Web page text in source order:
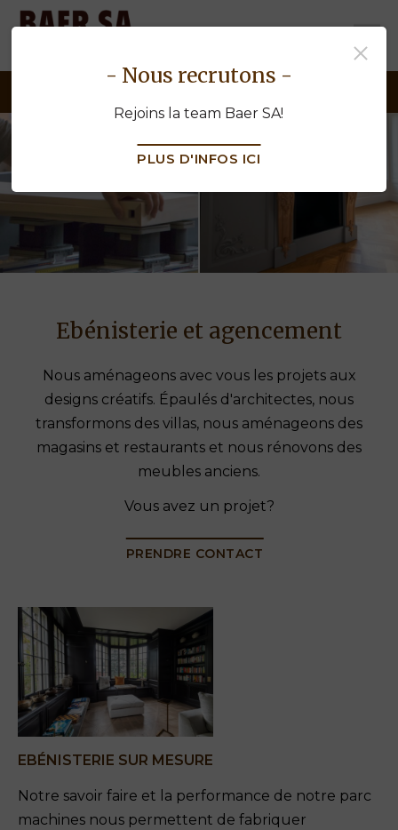
- Nous recrutons -
Rejoins la team Baer SA!
PLUS D'INFOS ICI
Ebénisterie et agencement
Nous aménageons avec vous les projets aux
designs créatifs. Épaulés d'architectes, nous
transformons des villas, nous aménageons des
magasins et restaurants et nous rénovons des
meubles anciens.
Vous avez un projet?
PRENDRE CONTACT
EBÉNISTERIE SUR MESURE
Notre savoir faire et la performance de notre parc
machines nous permettent de fabriquer